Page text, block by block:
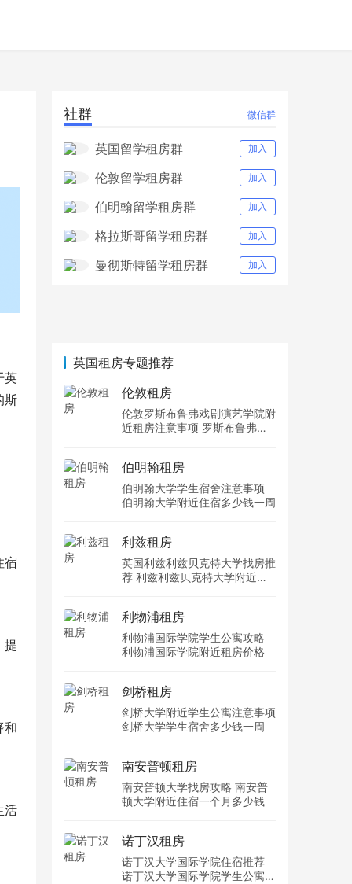
英
斯
宿
提
和
活
社群 微信群
英国留学租房群 加入
伦敦留学租房群 加入
伯明翰留学租房群 加入
格拉斯哥留学租房群 加入
曼彻斯特留学租房群 加入
英国租房专题推荐
伦敦租房
伦敦罗斯布鲁弗戏剧演艺学院附
近租房注意事项 罗斯布鲁弗戏
伯明翰租房
伯明翰大学学生宿舍注意事项
伯明翰大学附近住宿多少钱一周
利兹租房
英国利兹利兹贝克特大学找房推
荐 利兹利兹贝克特大学附近住
利物浦租房
利物浦国际学院学生公寓攻略
利物浦国际学院附近租房价格
剑桥租房
剑桥大学附近学生公寓注意事项
剑桥大学学生宿舍多少钱一周
南安普顿租房
南安普顿大学找房攻略 南安普
顿大学附近住宿一个月多少钱
诺丁汉租房
诺丁汉大学国际学院住宿推荐
诺丁汉大学国际学院学生公寓多